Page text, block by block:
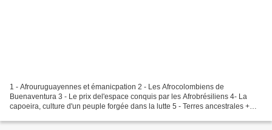
1 - Afrouruguayennes et émanicpation 2 - Les Afrocolombiens de
Buenaventura 3 - Le prix del'espace conquis par les Afrobrésiliens 4- La
capoeira, culture d'un peuple forgée dans la lutte 5 - Terres ancestrales +